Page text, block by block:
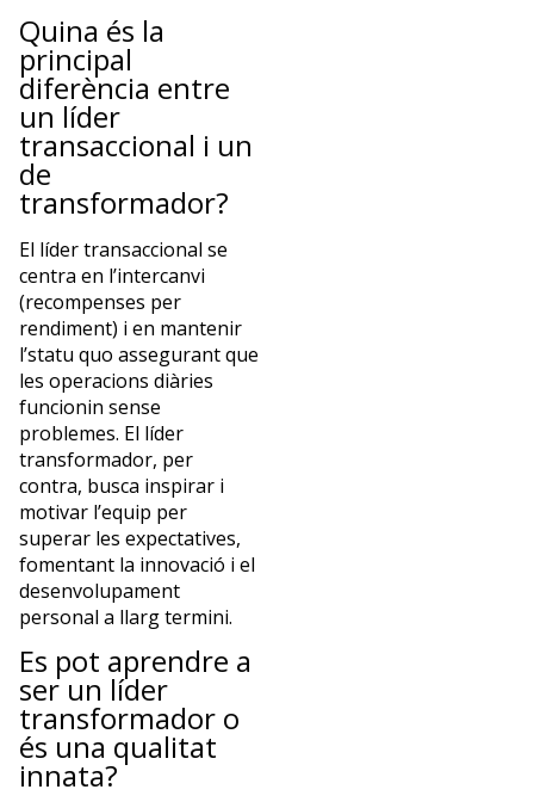
Quina és la
principal
diferència entre
un líder
transaccional i un
de
transformador?
El líder transaccional se
centra en l’intercanvi
(recompenses per
rendiment) i en mantenir
l’statu quo assegurant que
les operacions diàries
funcionin sense
problemes. El líder
transformador, per
contra, busca inspirar i
motivar l’equip per
superar les expectatives,
fomentant la innovació i el
desenvolupament
personal a llarg termini.
Es pot aprendre a
ser un líder
transformador o
és una qualitat
innata?